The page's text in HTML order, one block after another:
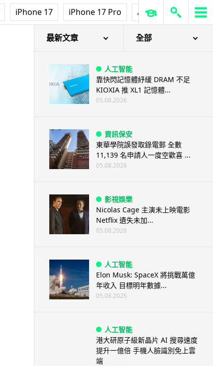
iPhone 17 iPhone 17 Pro AirPods Pro 3
最新文章 全部
人工智能
靠快閃記憶體紓緩 DRAM 不足
KIOXIA 推 XL1 記憶體...
05.08.2026
資訊保安
東華學院誤發取錄電郵 全數
11,139 名申請人一度空歡喜 ...
05.08.2026
影視娛樂
Nicolas Cage 主演未上映電影
Netflix 遺失未加...
05.08.2026
人工智能
Elon Musk: SpaceX 將挑戰萬億
年收入 目標明年數據...
05.08.2026
人工智能
港大研原子級新晶片 AI 搜尋速度
提升一億倍 手機人臉識別免上雲
端